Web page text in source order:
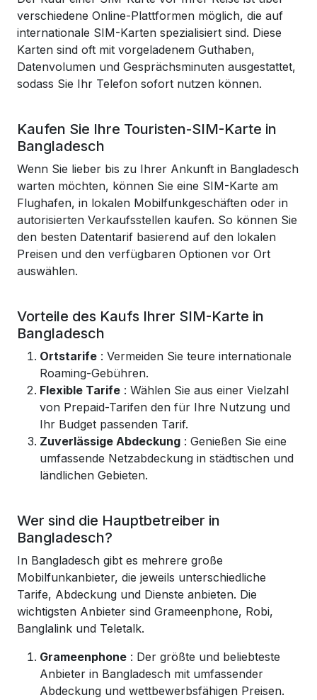
verschiedene Online-Plattformen möglich, die auf
internationale SIM-Karten spezialisiert sind. Diese
Karten sind oft mit vorgeladenem Guthaben,
Datenvolumen und Gesprächsminuten ausgestattet,
sodass Sie Ihr Telefon sofort nutzen können.
Kaufen Sie Ihre Touristen-SIM-Karte in
Bangladesch
Wenn Sie lieber bis zu Ihrer Ankunft in Bangladesch
warten möchten, können Sie eine SIM-Karte am
Flughafen, in lokalen Mobilfunkgeschäften oder in
autorisierten Verkaufsstellen kaufen. So können Sie
den besten Datentarif basierend auf den lokalen
Preisen und den verfügbaren Optionen vor Ort
auswählen.
Vorteile des Kaufs Ihrer SIM-Karte in
Bangladesch
Ortstarife : Vermeiden Sie teure internationale
Roaming-Gebühren.
Flexible Tarife : Wählen Sie aus einer Vielzahl
von Prepaid-Tarifen den für Ihre Nutzung und
Ihr Budget passenden Tarif.
Zuverlässige Abdeckung : Genießen Sie eine
umfassende Netzabdeckung in städtischen und
ländlichen Gebieten.
Wer sind die Hauptbetreiber in
Bangladesch?
In Bangladesch gibt es mehrere große
Mobilfunkanbieter, die jeweils unterschiedliche
Tarife, Abdeckung und Dienste anbieten. Die
wichtigsten Anbieter sind Grameenphone, Robi,
Banglalink und Teletalk.
Grameenphone : Der größte und beliebteste
Anbieter in Bangladesch mit umfassender
Abdeckung und wettbewerbsfähigen Preisen.